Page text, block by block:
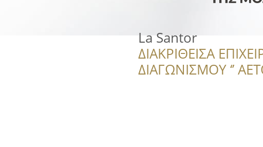
La Santor
ΔΙΑΚΡΙΘΕΙΣΑ
ΔΙΑΓΩΝΙΣΜΟΥ ‘’